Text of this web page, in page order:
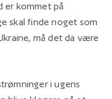
er kommet på
skal finde noget som
må det da være
i ugens